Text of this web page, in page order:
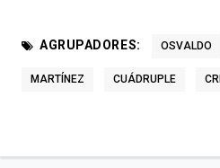
AGRUPADORES: OSVALDO
MARTÍNEZ CUÁDRUPLE